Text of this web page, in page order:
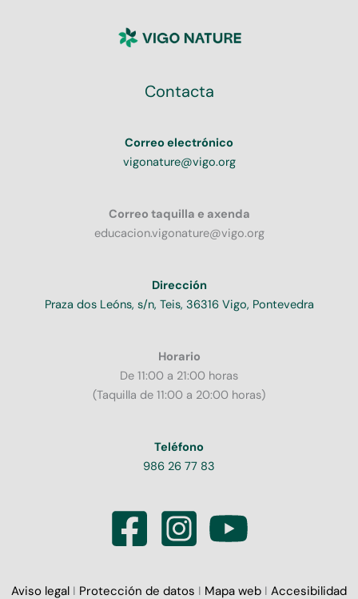
Contacta
Correo electrónico
vigonature@vigo.org
Correo taquilla e axenda
educacion.vigonature@vigo.org
Dirección
Praza dos Leóns, s/n, Teis, 36316 Vigo, Pontevedra
Horario
De 11:00 a 21:00 horas
(Taquilla de 11:00 a 20:00 horas)
Teléfono
986 26 77 83
Aviso legal I Protección de datos I Mapa web I Accesibilidad